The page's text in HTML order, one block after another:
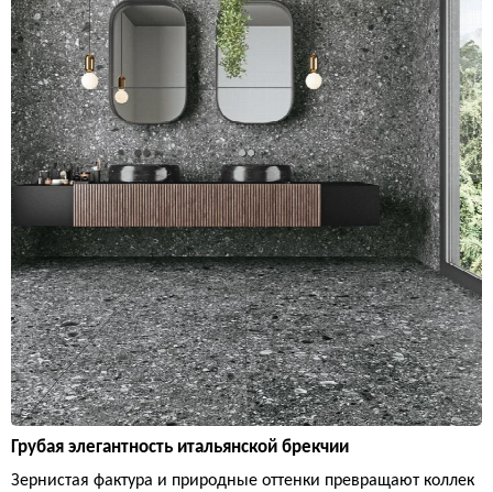
Грубая элегантность итальянской брекчии
Зернистая фактура и природные оттенки превращают коллек